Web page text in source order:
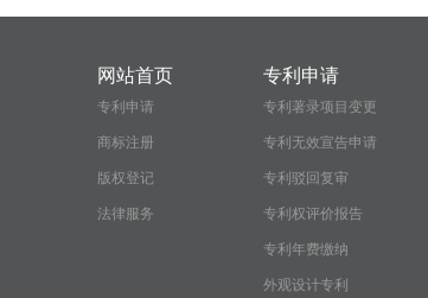
网站首页
专利申请
商标注册
版权登记
法律服务
专利申请
专利著录项目变更
专利无效宣告申请
专利驳回复审
专利权评价报告
专利年费缴纳
外观设计专利